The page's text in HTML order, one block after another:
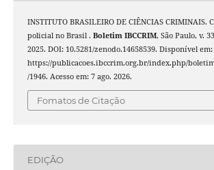
INSTITUTO BRASILEIRO DE CIÊNCIAS CRIMINAIS.
policial no Brasil . Boletim IBCCRIM, São Paulo, v.
2025. DOI: 10.5281/zenodo.14658539. Disponível em:
https://publicacoes.ibccrim.org.br/index.php/
/1946. Acesso em: 7 ago. 2026.
Fomatos de Citação
EDIÇÃO